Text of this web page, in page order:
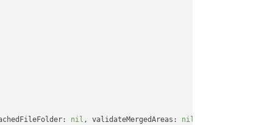
nil , validateMergedAreas: nil